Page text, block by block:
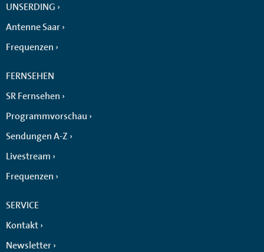
UNSERDING
Antenne Saar
Frequenzen
FERNSEHEN
SR Fernsehen
Programmvorschau
Sendungen A-Z
Livestream
Frequenzen
SERVICE
Kontakt
Newsletter